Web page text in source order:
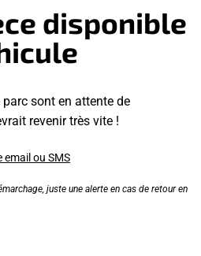
disponible
sont en attente de
revenir très vite !
ou SMS
juste une alerte en cas de retour en